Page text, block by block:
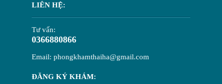
LIÊN HỆ:
Tư vấn:
0366880866
Email: phongkhamthaiha@gmail.com
ĐĂNG KÝ KHÁM: